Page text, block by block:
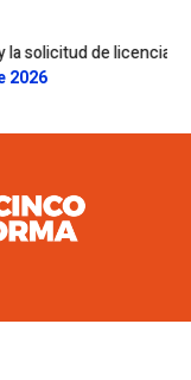
de licencia de
2026